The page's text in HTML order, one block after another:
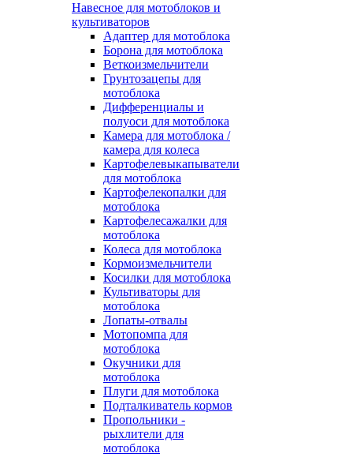
Навесное для мотоблоков и
культиваторов
Адаптер для мотоблока
Борона для мотоблока
Веткоизмельчители
Грунтозацепы для
мотоблока
Дифференциалы и
полуоси для мотоблока
Камера для мотоблока /
камера для колеса
Картофелевыкапыватели
для мотоблока
Картофелекопалки для
мотоблока
Картофелесажалки для
мотоблока
Колеса для мотоблока
Кормоизмельчители
Косилки для мотоблока
Культиваторы для
мотоблока
Лопаты-отвалы
Мотопомпа для
мотоблока
Окучники для
мотоблока
Плуги для мотоблока
Подталкиватель кормов
Пропольники -
рыхлители для
мотоблока